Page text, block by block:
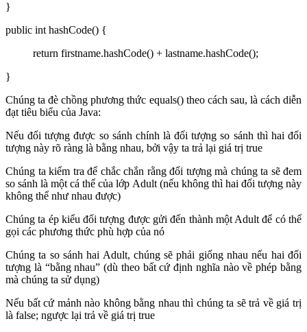
}
public int hashCode() {
return firstname.hashCode() + lastname.hashCode();
}
Chúng ta đè chồng phương thức equals() theo cách sau, là cách diễn
đạt tiêu biểu của Java:
Nếu đối tượng được so sánh chính là đối tượng so sánh thì hai đối
tượng này rõ ràng là bằng nhau, bởi vậy ta trả lại giá trị true
Chúng ta kiểm tra để chắc chắn rằng đối tượng mà chúng ta sẽ đem
so sánh là một cá thể của lớp Adult (nếu không thì hai đối tượng này
không thể như nhau được)
Chúng ta ép kiểu đối tượng được gửi đến thành một Adult để có thể
gọi các phương thức phù hợp của nó
Chúng ta so sánh hai Adult, chúng sẽ phải giống nhau nếu hai đối
tượng là “bằng nhau” (dù theo bất cứ định nghĩa nào về phép bằng
mà chúng ta sử dụng)
Nếu bất cứ mảnh nào không bằng nhau thì chúng ta sẽ trả về giá trị
là false; ngược lại trả về giá trị true